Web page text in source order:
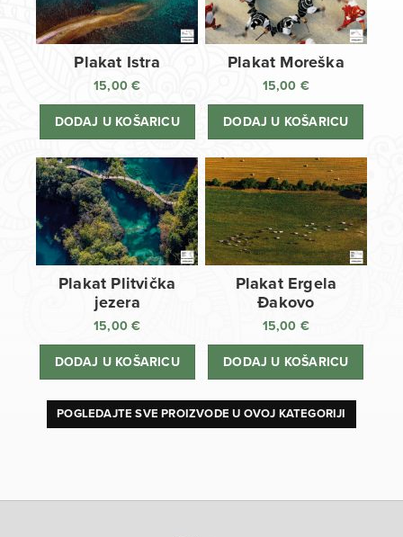
Plakat Istra
15,00€
DODAJ U KOŠARICU
Plakat Moreška
15,00 €
DODAJ U KOŠARICU
Plakat Plitvička
jezera
15,00€
DODAJ U KOŠARICU
Plakat Ergela
Đakovo
15,00 €
DODAJ U KOŠARICU
POGLEDAJTE SVE PROIZVODE U OVOJ KATEGORIJI